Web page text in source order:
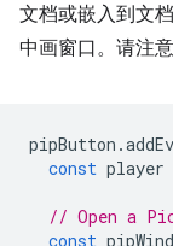
文档或嵌入到文
中画窗口。请注
pipButton .
const player
// Open a
const